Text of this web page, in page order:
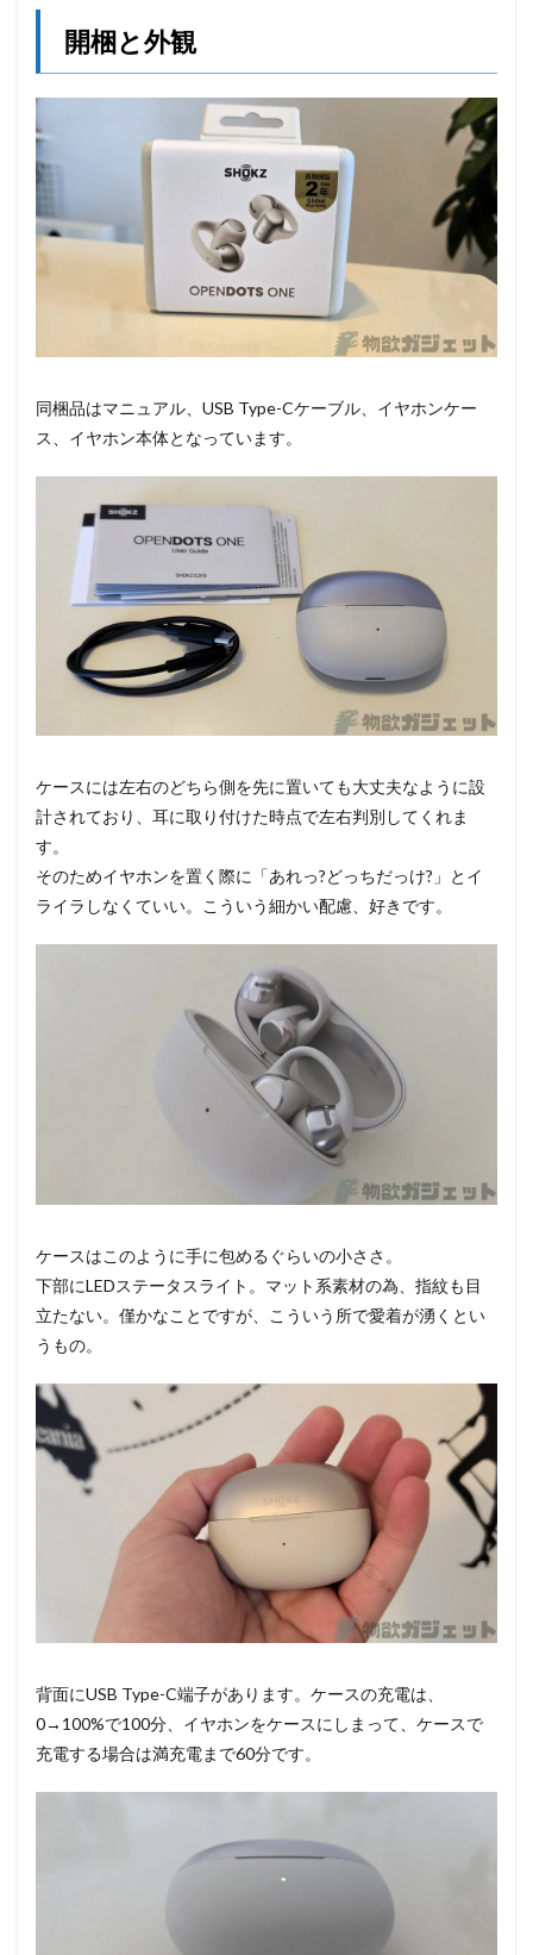
開梱と外観
同梱品はマニュアル、USB Type-Cケーブル、イヤホンケー
ス、イヤホン本体となっています。
ケースには左右のどちら側を先に置いても大丈夫なように設
計されており、耳に取り付けた時点で左右判別してくれま
す。
そのためイヤホンを置く際に「あれっ?どっちだっけ?」とイ
ライラしなくていい。こういう細かい配慮、好きです。
ケースはこのように手に包めるぐらいの小ささ。
下部にLEDステータスライト。マット系素材の為、指紋も目
立たない。僅かなことですが、こういう所で愛着が湧くとい
うもの。
背面にUSB Type-C端子があります。ケースの充電は、
0→100%で100分、イヤホンをケースにしまって、ケースで
充電する場合は満充電まで60分です。